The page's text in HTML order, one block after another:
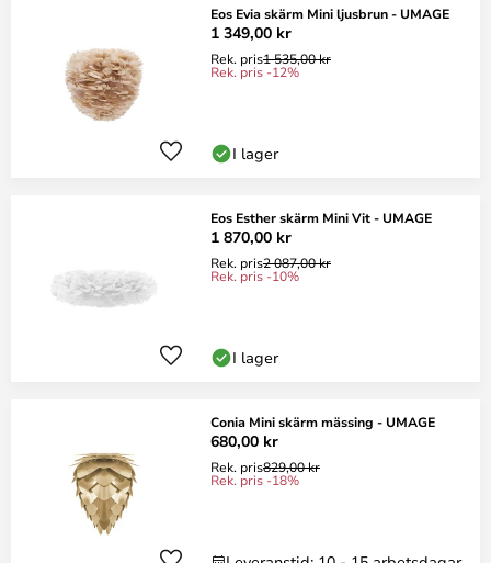
Eos Evia skärm Mini ljusbrun - UMAGE
1 349,00 kr
Rek. pris1 535,00 kr
Rek. pris -12%
I lager
Eos Esther skärm Mini Vit - UMAGE
1 870,00 kr
Rek. pris2 087,00 kr
Rek. pris -10%
I lager
Conia Mini skärm mässing - UMAGE
680,00 kr
Rek. pris829,00 kr
Rek. pris -18%